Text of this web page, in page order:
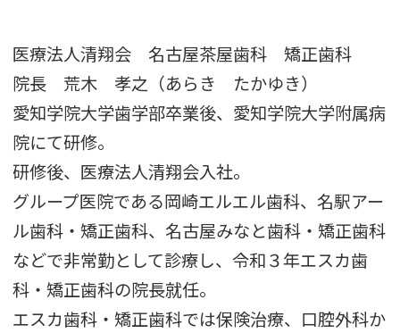
医療法人清翔会 名古屋茶屋歯科 矯正歯科
院長 荒木 孝之（あらき たかゆき）
愛知学院大学歯学部卒業後、愛知学院大学附属病
院にて研修。
研修後、医療法人清翔会入社。
グループ医院である岡崎エルエル歯科、名駅アー
ル歯科・矯正歯科、名古屋みなと歯科・矯正歯科
などで非常勤として診療し、令和３年エスカ歯
科・矯正歯科の院長就任。
エスカ歯科・矯正歯科では保険治療、口腔外科か